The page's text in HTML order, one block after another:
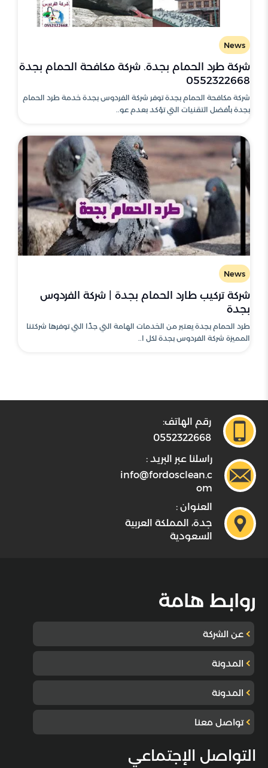
News
شركة طرد الحمام بجدة. شركة مكافحة الحمام بجدة
0552322668
شركة مكافحة الحمام بجدة توفر شركة الفردوس بجدة خدمة طرد الحمام
بجدة بأفضل التقنيات التي تؤكد بعدم عو..
News
شركة تركيب طارد الحمام بجدة | شركة الفردوس
بجدة
طرد الحمام بجدة يعتبر من الخدمات الهامة التي جدًا التي توفرها شركتنا
المميزة شركة الفردوس بجدة لكل ا..
رقم الهاتف:
0552322668
راسلنا عبر البريد :
info@fordosclean.c
om
العنوان :
جدة، المملكة العربية
السعودية
روابط هامة
عن الشركة
المدونة
المدونة
تواصل معنا
التواصل الإجتماعي